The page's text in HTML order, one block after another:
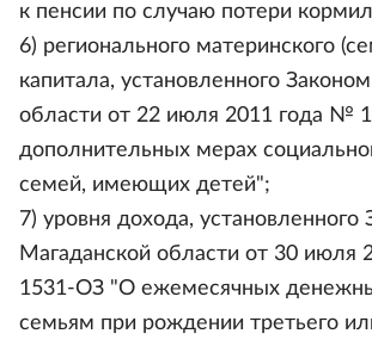
к пенсии по случаю потери
6) регионального материнского
капитала, установленного
области от 22 июля 2011 года №
дополнительных мерах
семей, имеющих детей";
7) уровня дохода, установленного
Магаданской области от 30 июля
1531-ОЗ "О ежемесячных
семьям при рождении третьего